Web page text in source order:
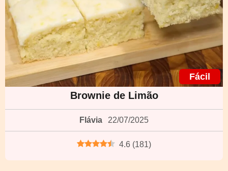
Fácil
Brownie de Limão
Flávia 22/07/2025
4.6 (181)